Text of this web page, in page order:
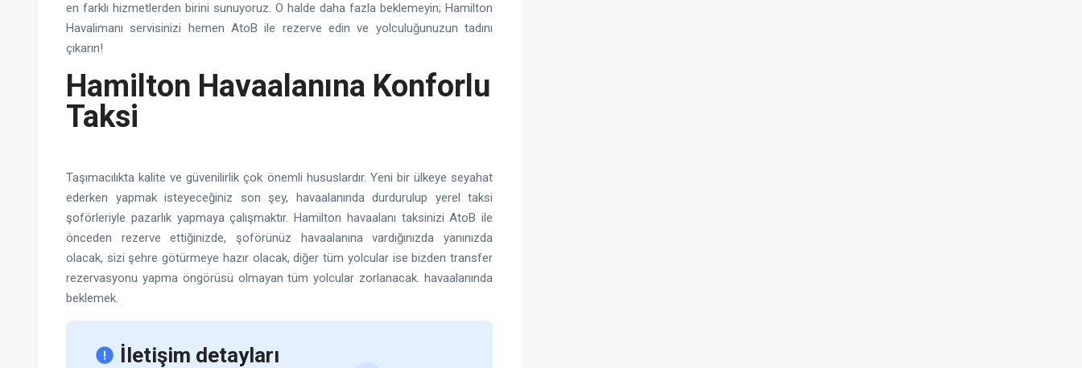
en farklı hizmetlerden birini sunuyoruz. O halde daha fazla beklemeyin; Hamilton
Havalimanı servisinizi hemen AtoB ile rezerve edin ve yolculuğunuzun tadını
çıkarın!
Hamilton Havaalanına Konforlu
Taksi
Taşımacılıkta kalite ve güvenilirlik çok önemli hususlardır. Yeni bir ülkeye seyahat
ederken yapmak isteyeceğiniz son şey, havaalanında durdurulup yerel taksi
şoförleriyle pazarlık yapmaya çalışmaktır. Hamilton havaalanı taksinizi AtoB ile
önceden rezerve ettiğinizde, şoförünüz havaalanına vardığınızda yanınızda
olacak, sizi şehre götürmeye hazır olacak, diğer tüm yolcular ise bizden transfer
rezervasyonu yapma öngörüsü olmayan tüm yolcular zorlanacak. havaalanında
beklemek.
İletişim detayları